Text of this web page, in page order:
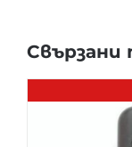
Свързани